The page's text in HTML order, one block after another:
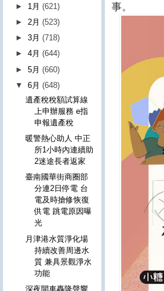
事。
► 1月(621)
► 2月(523)
►3月(718)
►4月(644)
►5月(660)
▼6月(648)
遺產稅稅額試算線
上申辦服務 e指
申報遺產稅
暖警熱心助人 中正
所1小時內連續助
2迷途長者返家
臺南國華街商圈部
分連2日停電 台
電及時搶修恢復
供電 跳電原因曝
光
月津港水質淨化場
持續改善周邊水
質 兼具景觀淨水
功能
深夜開車轟隆聲響